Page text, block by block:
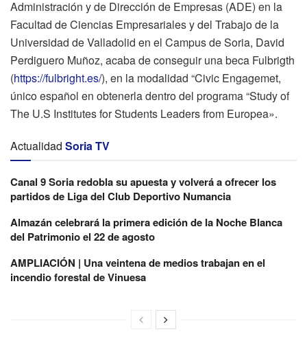
Administración y de Dirección de Empresas (ADE) en la
Facultad de Ciencias Empresariales y del Trabajo de la
Universidad de Valladolid en el Campus de Soria, David
Perdiguero Muñoz, acaba de conseguir una beca Fulbrigth
(https://fulbright.es/), en la modalidad “Civic Engagemet,
único español en obtenerla dentro del programa “Study of
The U.S Institutes for Students Leaders from Europea».
Actualidad Soria TV
Canal 9 Soria redobla su apuesta y volverá a ofrecer los
partidos de Liga del Club Deportivo Numancia
Almazán celebrará la primera edición de la Noche Blanca
del Patrimonio el 22 de agosto
AMPLIACIÓN | Una veintena de medios trabajan en el
incendio forestal de Vinuesa